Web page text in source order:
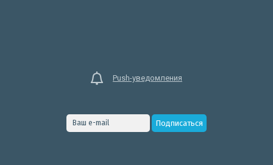
Push-уведомления